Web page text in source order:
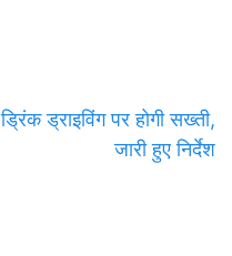
ड्रिंक ड्राइविंग पर होगी सख्ती,
जारी हुए निर्देश